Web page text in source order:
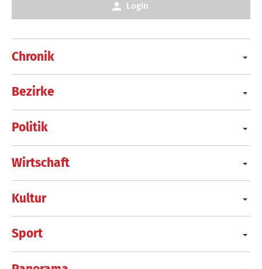
Chronik
Bezirke
Politik
Wirtschaft
Kultur
Sport
Login